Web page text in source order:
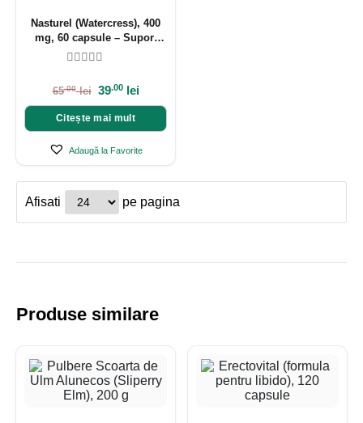
Nasturel (Watercress), 400
mg, 60 capsule – Suport
Antioxidant de la Swanson
65.00 lei 39.00 lei
Citește mai mult
Adaugă la Favorite
Afisati pe pagina
Produse similare